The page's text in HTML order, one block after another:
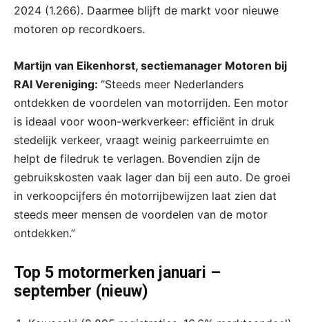
2024 (1.266). Daarmee blijft de markt voor nieuwe
motoren op recordkoers.
Martijn van Eikenhorst, sectiemanager Motoren bij
RAI Vereniging: “Steeds meer Nederlanders
ontdekken de voordelen van motorrijden. Een motor
is ideaal voor woon-werkverkeer: efficiënt in druk
stedelijk verkeer, vraagt weinig parkeerruimte en
helpt de filedruk te verlagen. Bovendien zijn de
gebruikskosten vaak lager dan bij een auto. De groei
in verkoopcijfers én motorrijbewijzen laat zien dat
steeds meer mensen de voordelen van de motor
ontdekken.”
Top 5 motormerken januari –
september (nieuw)